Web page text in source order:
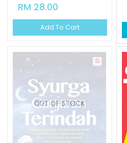
RM 28.00
Add To Cart
OUT OF STOCK